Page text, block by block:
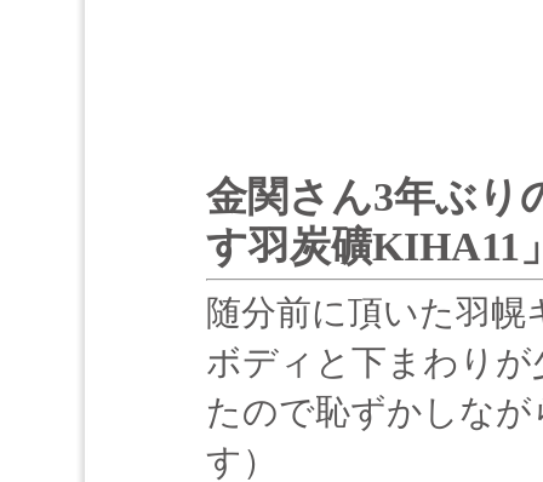
金関さん3年ぶり
す羽炭礦KIHA11
随分前に頂いた羽幌
ボディと下まわり
たので恥ずかしな
す）